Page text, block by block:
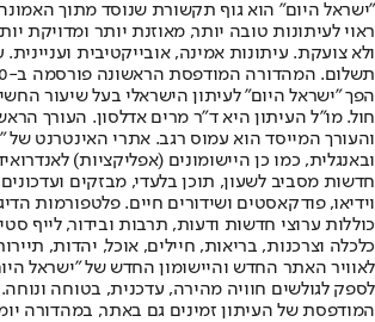
"ישראל היום" הוא גוף תקשורת שנוסד מתוך
ראוי לעיתונות טובה יותר, מאוזנת יותר ומדויקת
ולא צועקת. עיתונות אמינה, אובייקטיבית
הפך "ישראל היום" לעיתון הישראלי בעל שיעור
חול. מו"ל העיתון היא ד"ר מרים אדלסון. העורך
והעורך המייסד הוא עמוס רגב. אתרי האינטרנט של
חדשות מסביב לשעון, תוכן בלעדי, מבזקים
וידיאו, פודקאסטים ושידורים חיים. פלטפורמות
כוללות ערוצי חדשות ודעות, תרבות ובידור, לייף
לאוויר האתר החדש והיישומון החדש של "ישראל
לספק לגולשים חוויה מהירה, עדכנית, בטוחה
המודפסת של העיתון זמינים גם באתר, במהדורה